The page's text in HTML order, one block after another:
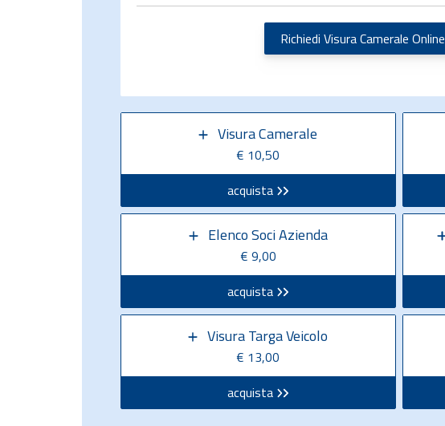
Richiedi Visura Camerale Online
Visura Camerale
€ 10,50
acquista
Elenco Soci Azienda
€ 9,00
acquista
Visura Targa Veicolo
€ 13,00
acquista